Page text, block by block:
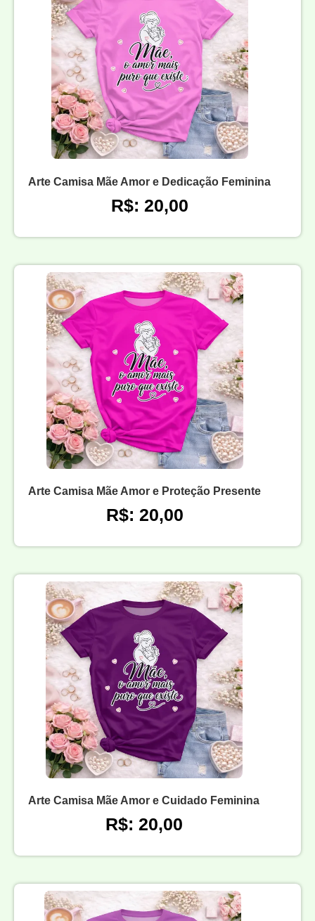
Arte Camisa Mãe Amor e Dedicação Feminina
R$: 20,00
Arte Camisa Mãe Amor e Proteção Presente
R$: 20,00
Arte Camisa Mãe Amor e Cuidado Feminina
R$: 20,00